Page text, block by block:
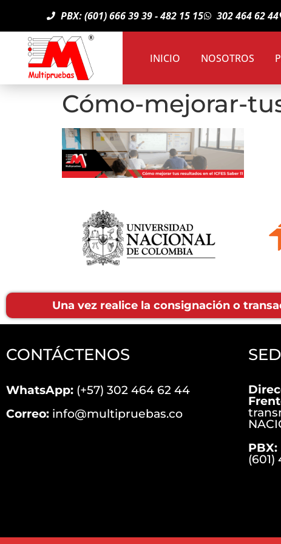
PBX: (601) 666 39 39 - 482 15 15 302 464 62 44
INICIO NOSOTROS
Cómo-mejorar-
Una vez realice la consignación o
CONTÁCTENOS
WhatsApp: (+57) 302 464 62 44
Correo: info@multipruebas.co
PBX:
(601)